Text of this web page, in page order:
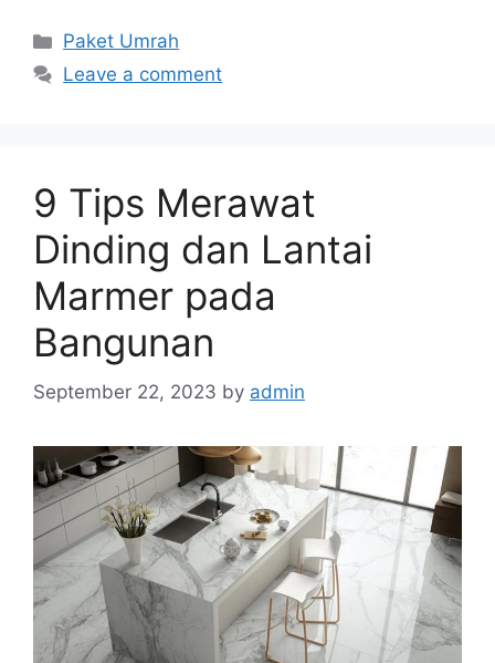
Categories
Paket Umrah
Leave a comment
9 Tips Merawat
Dinding dan Lantai
Marmer pada
Bangunan
September 22, 2023 by admin